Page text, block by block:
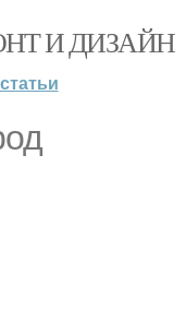
И ДИЗАЙН
статьи